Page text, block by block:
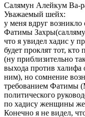
Салямун Алейкум Ва-
Уважаемый шейх:
у меня вдруг возникло
Фатимы
что я увидел хадис у
будет проклят тот,
(ну приблизительно
выхода против
ним), но сомнение
требованием Фатимы
политического
по хадису женщины же
Конечно я не видел,